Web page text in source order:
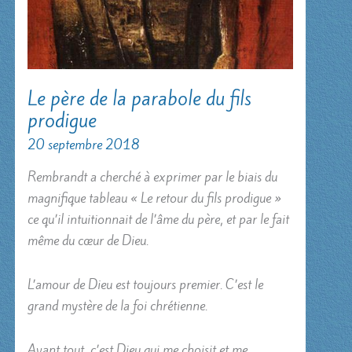
Le père de la parabole du fils
prodigue
20 septembre 2018
Rembrandt a cherché à exprimer par le biais du
magnifique tableau « Le retour du fils prodigue »
ce qu’il intuitionnait de l’âme du père, et par le fait
même du cœur de Dieu.
L’amour de Dieu est toujours premier. C’est le
grand mystère de la foi chrétienne.